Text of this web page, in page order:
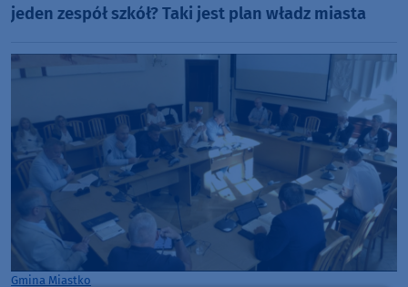
jeden zespół szkół? Taki jest plan władz miasta
Gmina Miastko